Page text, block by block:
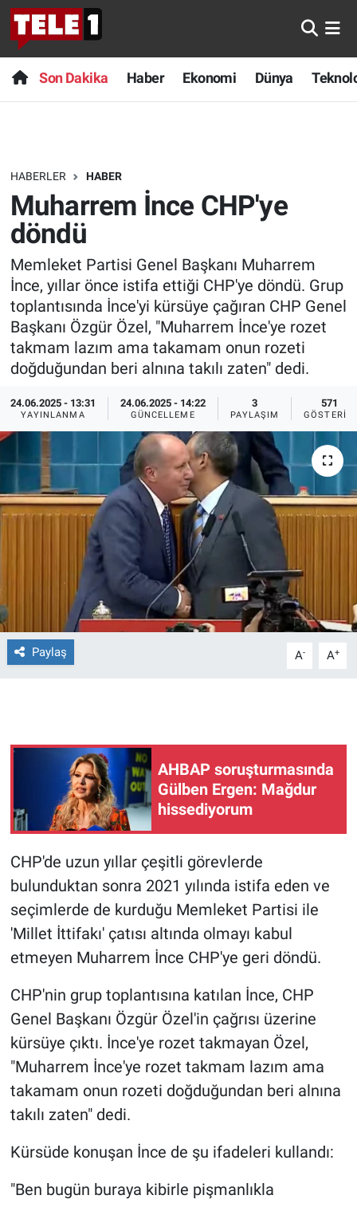
Son Dakika Haber Ekonomi Dünya
HABERLER HABER
Muharrem İnce CHP'ye
döndü
Memleket Partisi Genel Başkanı Muharrem
İnce, yıllar önce istifa ettiği CHP'ye döndü. Grup
toplantısında İnce'yi kürsüye çağıran CHP Genel
Başkanı Özgür Özel, "Muharrem İnce'ye rozet
takmam lazım ama takamam onun rozeti
doğduğundan beri alnına takılı zaten" dedi.
24.06.2025 - 13:31
YAYINLANMA
24.06.2025 - 14:22
GÜNCELLEME
3
PAYLAŞIM
571
GÖSTERIM
Paylaş A- A+
AHBAP soruşturmasında
Gülben Ergen: Mağdur
hissediyorum
CHP'de uzun yıllar çeşitli görevlerde
bulunduktan sonra 2021 yılında istifa eden ve
seçimlerde de kurduğu Memleket Partisi ile
'Millet İttifakı' çatısı altında olmayı kabul
etmeyen Muharrem İnce CHP'ye geri döndü.
CHP'nin grup toplantısına katılan İnce, CHP
Genel Başkanı Özgür Özel'in çağrısı üzerine
kürsüye çıktı. İnce'ye rozet takmayan Özel,
"Muharrem İnce'ye rozet takmam lazım ama
takamam onun rozeti doğduğundan beri alnına
takılı zaten" dedi.
Kürsüde konuşan İnce de şu ifadeleri kullandı:
"Ben bugün buraya kibirle pişmanlıkla
Anında Manşet
Başka Sohbetler
Bilim turu
Bilim ve Teknoloji Evreni
Doğa Konuşuyor
Dünya
Ege Saati
Eğlence
Ekonomi
Gerçeğin İzinde
Gün Başlıyor
Gündem Özel
Günün görüntüsü
Haber
Kimdir
Koronavirüs
Kültür Sanat
Ne demişti
Nedir
Popüler
Programlar
Sağlık
Son Dakika
Haber
Dünya
Teknoloji
Sağlık
Spor
Yayın Akışı
Nöbetçi Eczaneler
Hava Durumu
Trafik Durumu
Süper Lig Puan Durumu ve Fikstür
Tüm Manşetler
Son Dakika Haberleri
Haber Arşivi